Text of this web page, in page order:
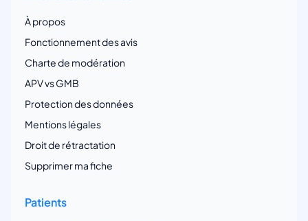
À propos
Fonctionnement des avis
Charte de modération
APV vs GMB
Protection des données
Mentions légales
Droit de rétractation
Supprimer ma fiche
Patients